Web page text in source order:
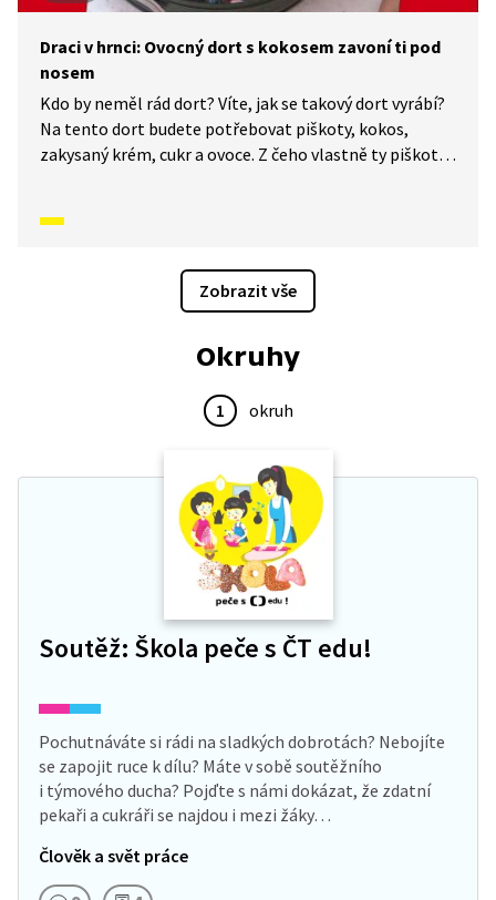
Draci v hrnci: Ovocný dort s kokosem zavoní ti pod
nosem
Kdo by neměl rád dort? Víte, jak se takový dort vyrábí?
Na tento dort budete potřebovat piškoty, kokos,
zakysaný krém, cukr a ovoce. Z čeho vlastně ty piškoty
rozdíl mezi kokosovým mlékem a jogurtem? Odpovědi
Zobrazit vše
Okruhy
1 okruh
Soutěž: Škola peče s ČT edu!
Pochutnáváte si rádi na sladkých dobrotách? Nebojíte
se zapojit ruce k dílu? Máte v sobě soutěžního
i týmového ducha? Pojďte s námi dokázat, že zdatní
pekaři a cukráři se najdou i mezi žáky…
Člověk a svět práce